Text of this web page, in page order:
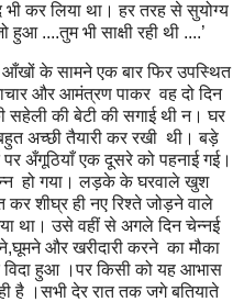
कर लिया था। हर तरह से सुयोग्य
....तुम भी साक्षी रही थी ....’
के सामने एक बार फिर उपस्थित
और आमंत्रण पाकर वह दो दिन
की बेटी की सगाई थी न। घर
अच्छी तैयारी कर रखी थी। बड़े
अँगूठियाँ एक दूसरे को पहनाई गई।
हो गया। लड़के के घरवाले खुश
कर शीघ्र ही नए रिश्ते जोड़ने वाले
था। उसे वहीं से अगले दिन चेन्नई
और खरीदारी करने का मौका
हुआ ।पर किसी को यह आभास
है ।सभी देर रात तक जगे बतियाते